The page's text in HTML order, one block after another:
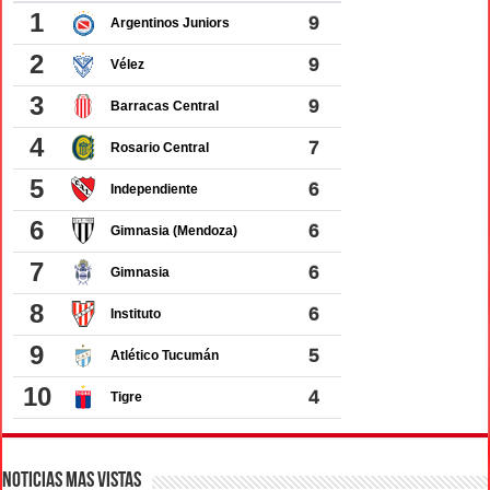
Noticias Mas Vistas